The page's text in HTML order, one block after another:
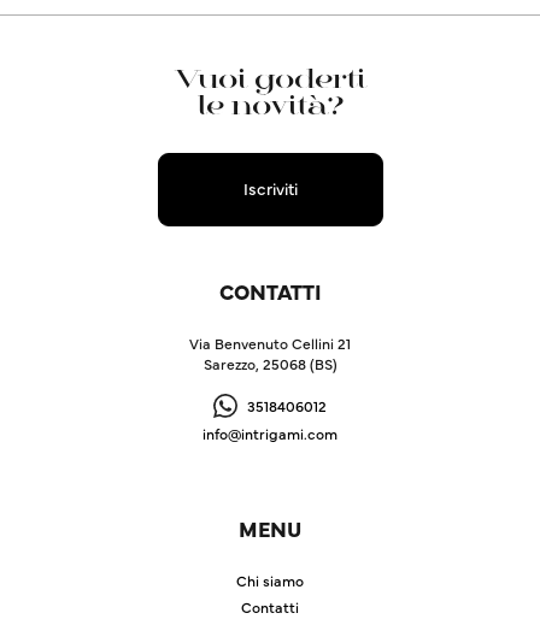
Vuoi goderti
le novità?
Iscriviti
CONTATTI
Via Benvenuto Cellini 21
Sarezzo, 25068 (BS)
3518406012
info@intrigami.com
MENU
Chi siamo
Contatti